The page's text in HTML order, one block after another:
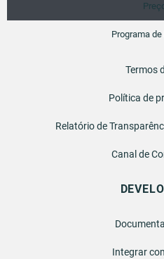
Programa
Termos
Política de
Relatório de
Canal de
Integrar